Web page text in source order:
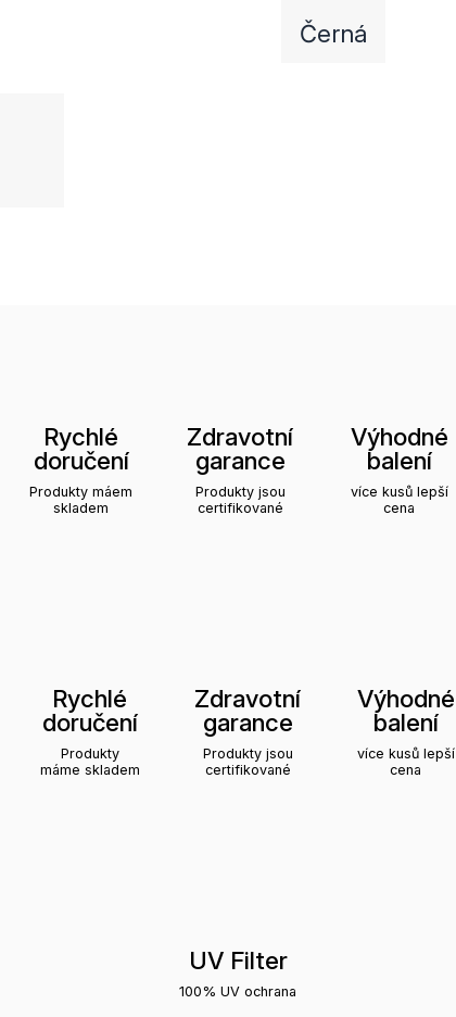
Černá
Rychlé
doručení
Produkty máem
skladem
Zdravotní
garance
Produkty jsou
certifikované
Výhodné
balení
více kusů lepší
cena
Rychlé
doručení
Produkty
máme skladem
Zdravotní
garance
Produkty jsou
certifikované
Výhodné
balení
více kusů lepší
cena
UV Filter
100% UV ochrana